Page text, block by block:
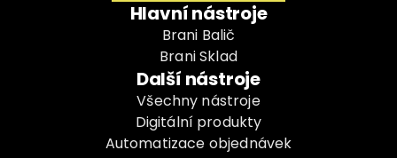
Hlavní nástroje
Brani Balič
Brani Sklad
Další nástroje
Všechny nástroje
Digitální produkty
Automatizace objednávek